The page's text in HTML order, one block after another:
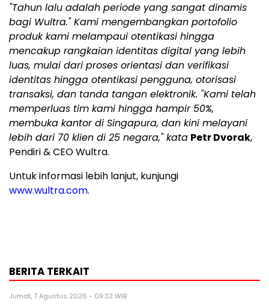
"Tahun lalu adalah periode yang sangat dinamis
bagi Wultra." Kami mengembangkan portofolio
produk kami melampaui otentikasi hingga
mencakup rangkaian identitas digital yang lebih
luas, mulai dari proses orientasi dan verifikasi
identitas hingga otentikasi pengguna, otorisasi
transaksi, dan tanda tangan elektronik. "Kami telah
memperluas tim kami hingga hampir 50%,
membuka kantor di Singapura, dan kini melayani
lebih dari 70 klien di 25 negara," kata Petr Dvorak,
Pendiri & CEO Wultra.
Untuk informasi lebih lanjut, kunjungi
www.wultra.com.
BERITA TERKAIT
Jumat, 7 Agustus 2026 - 09:32 WIB